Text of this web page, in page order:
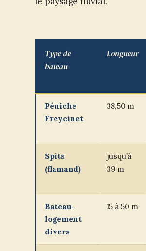
Type de
bateau
Longueur
Péniche
Freycinet
38,50 m
Spits
(flamand)
jusqu’à
39 m
Bateau-
logement
divers
15 à 50 m